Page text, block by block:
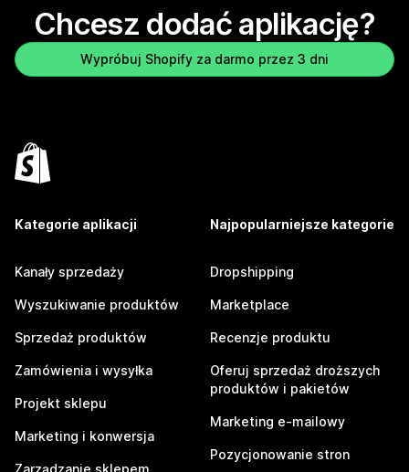
Chcesz dodać aplikację?
Wypróbuj Shopify za darmo przez 3 dni
Kategorie aplikacji
Kanały sprzedaży
Wyszukiwanie produktów
Sprzedaż produktów
Zamówienia i wysyłka
Projekt sklepu
Marketing i konwersja
Najpopularniejsze kategorie
Dropshipping
Marketplace
Recenzje produktu
Oferuj sprzedaż droższych
produktów i pakietów
Marketing e-mailowy
Pozycjonowanie stron